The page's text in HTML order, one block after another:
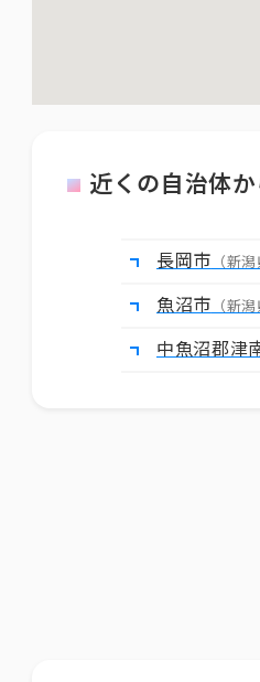
近くの自治体
長岡市 （新潟
魚沼市 （新潟
中魚沼郡津